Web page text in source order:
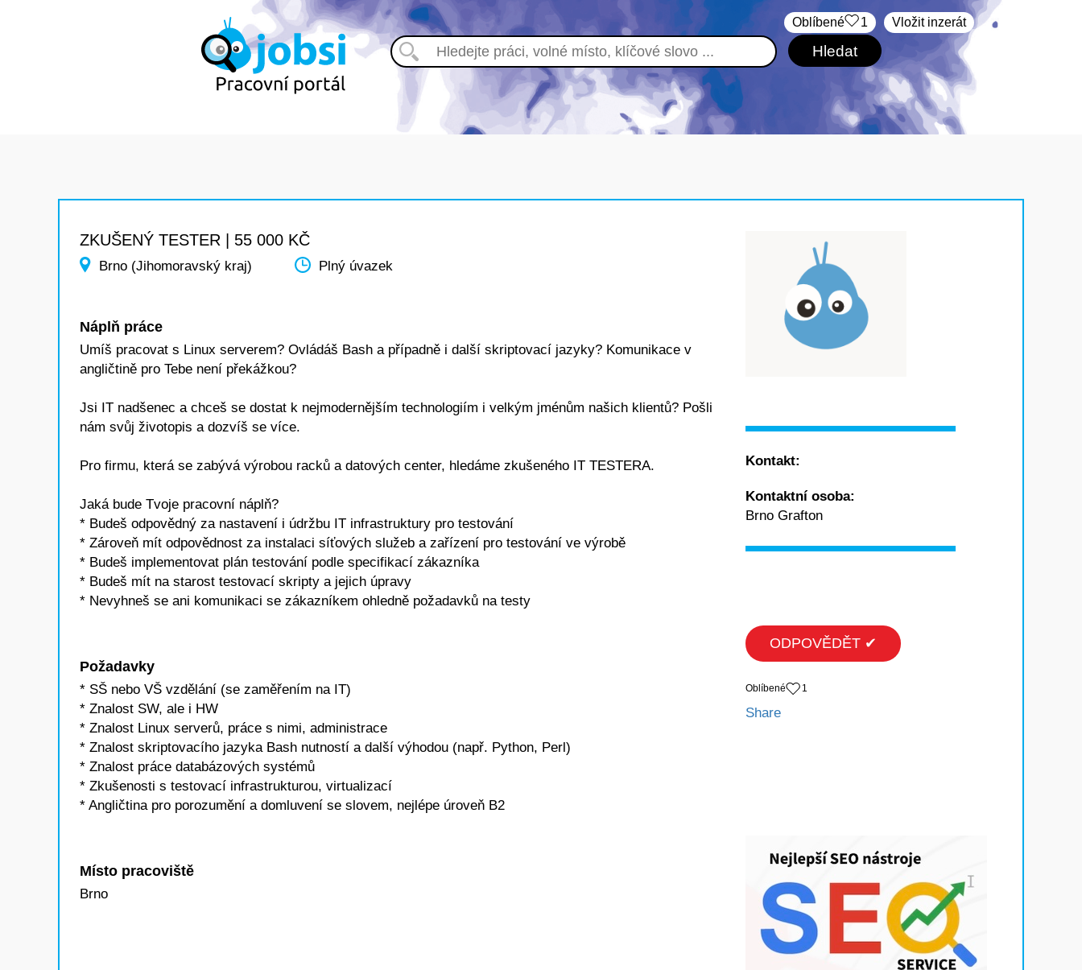
Vložit inzerát
Oblíbené 1
ZKUŠENÝ TESTER | 55 000 KČ
Brno (Jihomoravský kraj) Plný úvazek
Náplň práce
Umíš pracovat s Linux serverem? Ovládáš Bash a případně i další skriptovací jazyky? Komunikace v
angličtině pro Tebe není překážkou?
Jsi IT nadšenec a chceš se dostat k nejmodernějším technologiím i velkým jménům našich klientů? Pošli
nám svůj životopis a dozvíš se více.
Pro firmu, která se zabývá výrobou racků a datových center, hledáme zkušeného IT TESTERA.
Jaká bude Tvoje pracovní náplň?
* Budeš odpovědný za nastavení i údržbu IT infrastruktury pro testování
* Zároveň mít odpovědnost za instalaci síťových služeb a zařízení pro testování ve výrobě
* Budeš implementovat plán testování podle specifikací zákazníka
* Budeš mít na starost testovací skripty a jejich úpravy
* Nevyhneš se ani komunikaci se zákazníkem ohledně požadavků na testy
Požadavky
* SŠ nebo VŠ vzdělání (se zaměřením na IT)
* Znalost SW, ale i HW
* Znalost Linux serverů, práce s nimi, administrace
* Znalost skriptovacího jazyka Bash nutností a další výhodou (např. Python, Perl)
* Znalost práce databázových systémů
* Zkušenosti s testovací infrastrukturou, virtualizací
* Angličtina pro porozumění a domluvení se slovem, nejlépe úroveň B2
Místo pracoviště
Brno
Kontakt:
Kontaktní osoba:
Brno Grafton
ODPOVĚDĚT ✔
Oblíbené 1
Share